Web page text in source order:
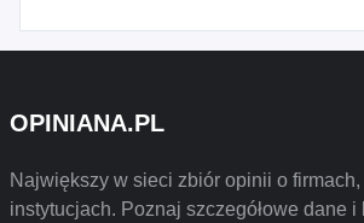
OPINIANA.PL
Największy w sieci zbiór opinii o firmach,
instytucjach. Poznaj szczegółowe dane